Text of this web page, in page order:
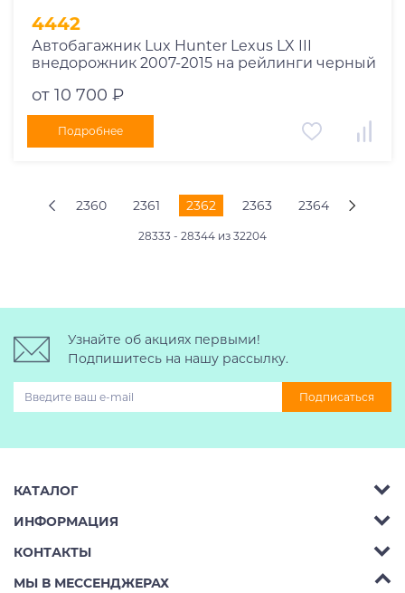
4442
Автобагажник Lux Hunter Lexus LX III
внедорожник 2007-2015 на рейлинги черный
от 10 700 ₽
Подробнее
2360 2361 2362 2363 2364
28333 - 28344 из 32204
Узнайте об акциях первыми!
Подпишитесь на нашу рассылку.
Подписаться
КАТАЛОГ
Багажник на крышу авто
Автобоксы
ИНФОРМАЦИЯ
Аренда
Ремонт
КОНТАКТЫ
Телефон: 8 (495) 2367486
МЫ В МЕССЕНДЖЕРАХ